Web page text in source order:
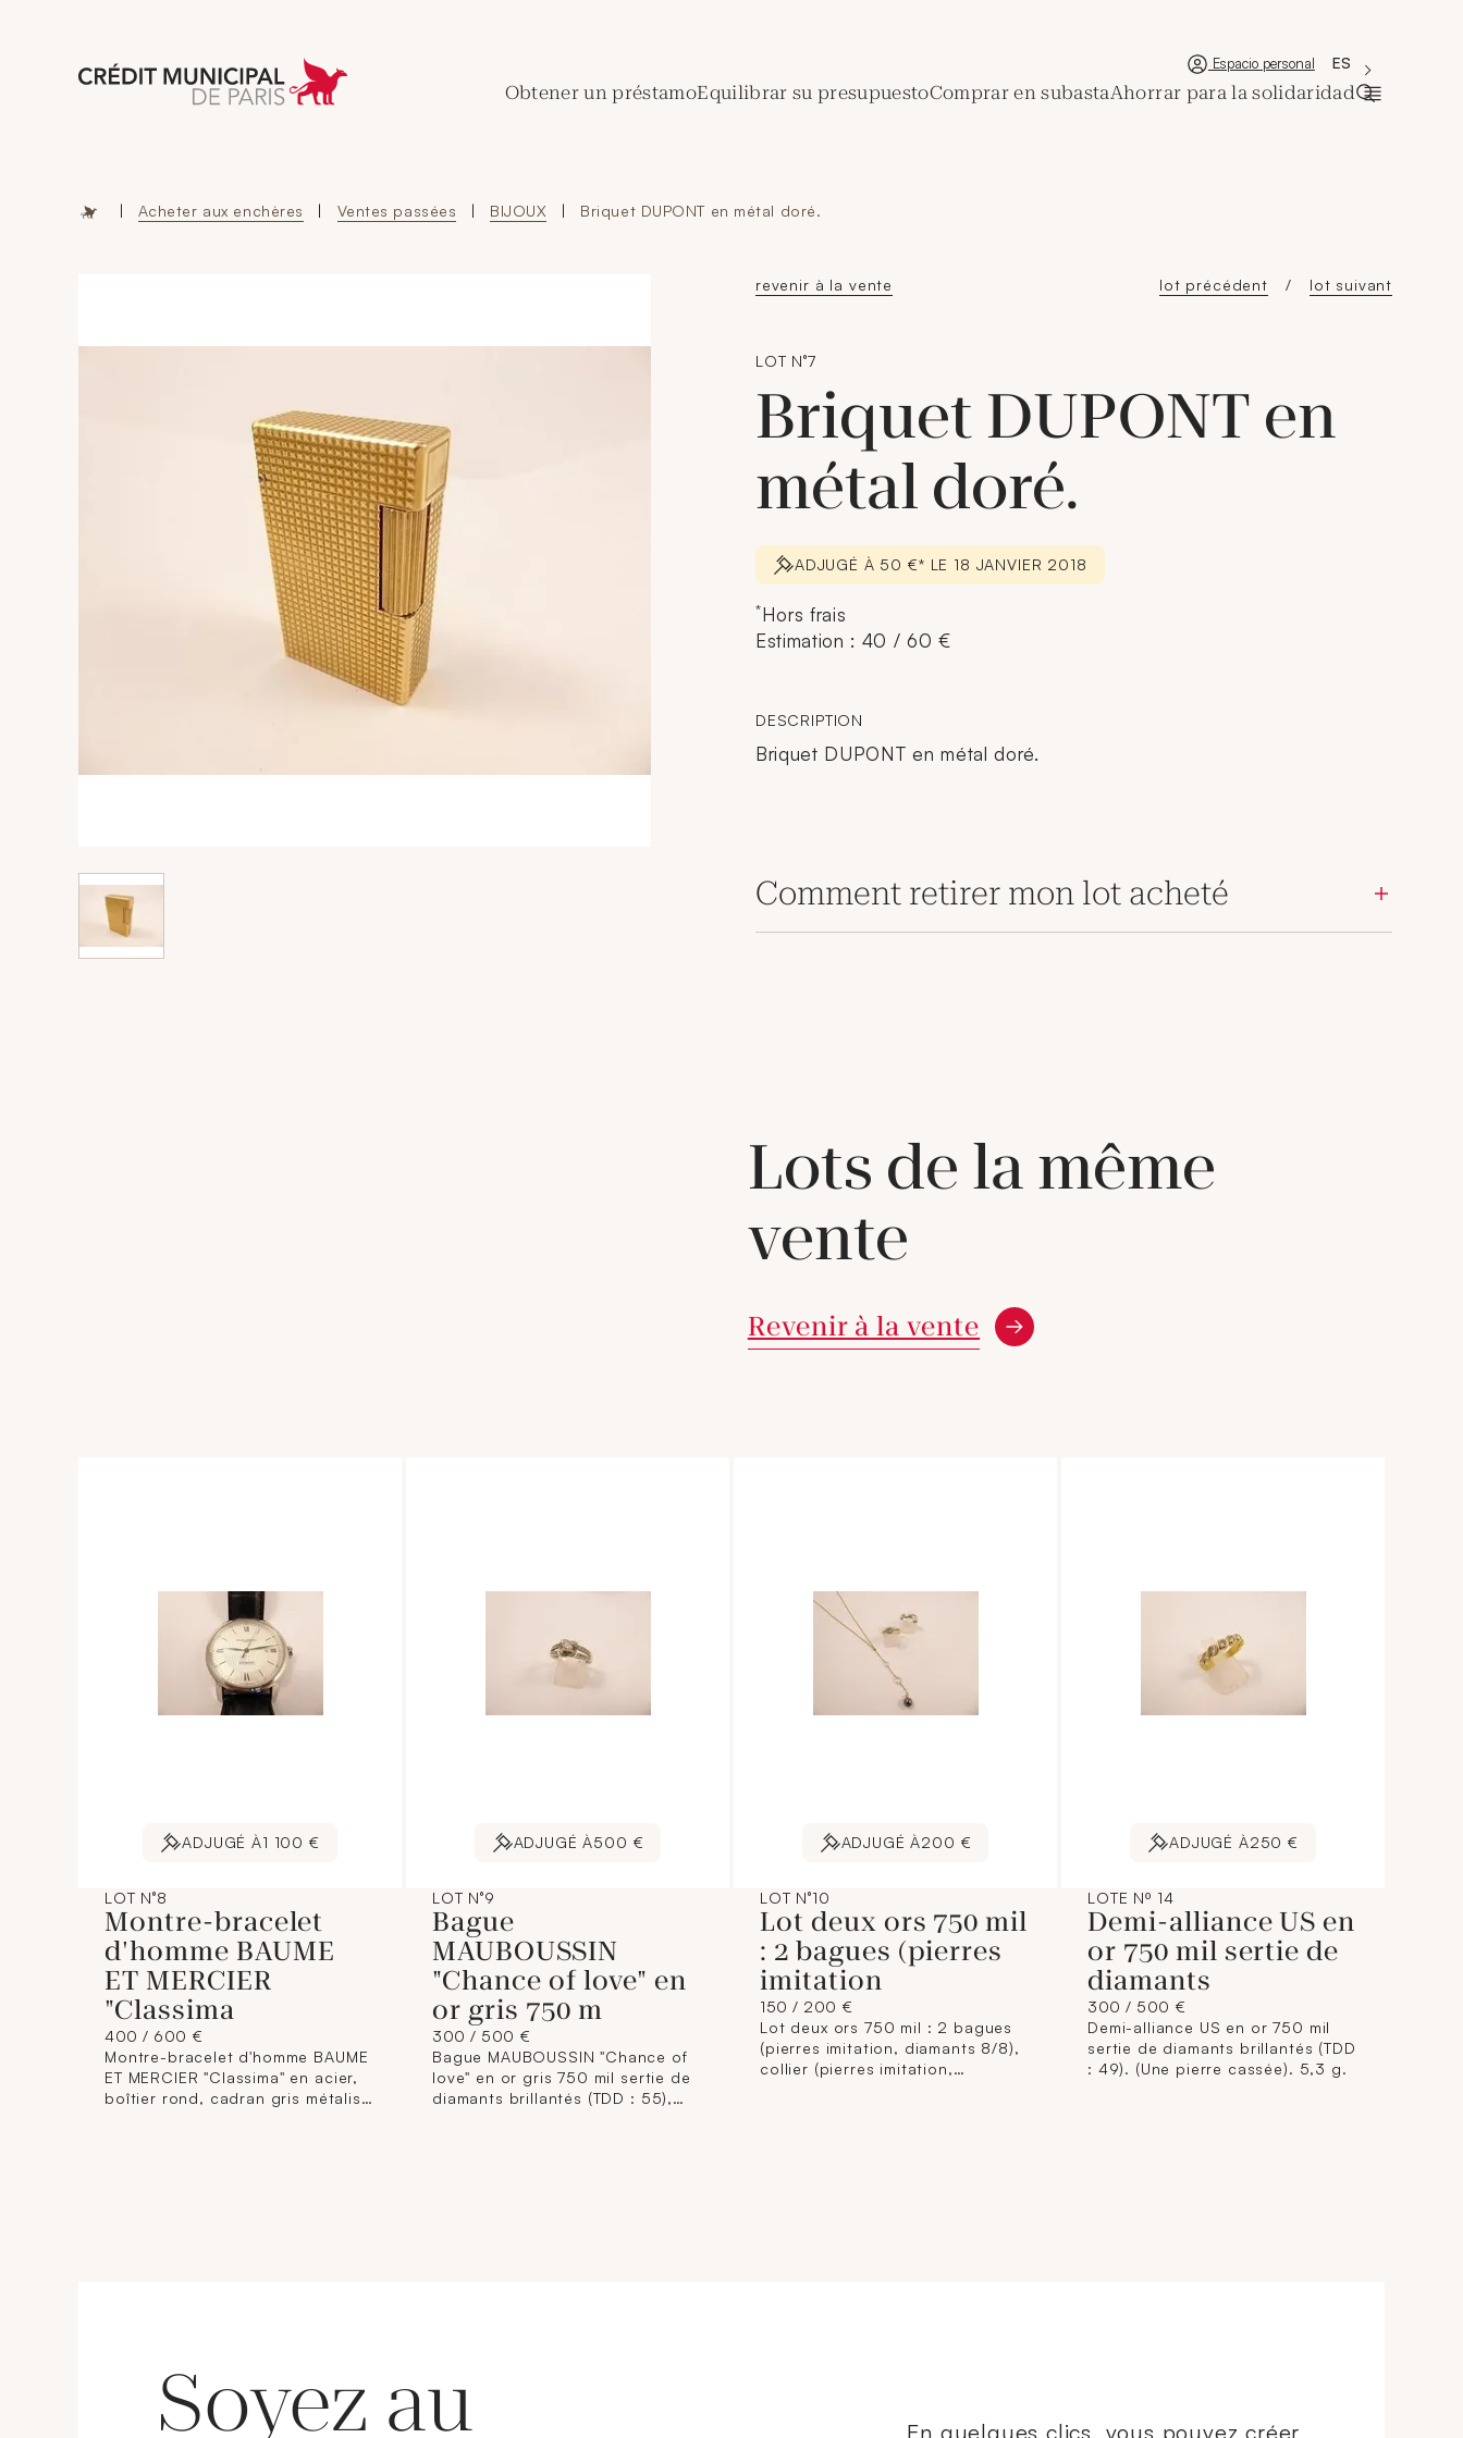
Aller à l'accueil de Crédit Municipal de Paris Nueva ventana
Espacio personal 'Choisir une
La langue
ES
Obtener un préstamoEquilibrar su presupuestoComprar en subastaAhorrar para la solidaridad
| Acheter aux enchères | Ventes passées | BIJOUX | Briquet DUPONT en métal doré.
revenir à la vente lot précédent lot suivant
LOT N°7
Briquet DUPONT en
métal doré.
ADJUGÉ À 50 €* LE 18 JANVIER 2018
*Hors frais
Estimation : 40 / 60 €
DESCRIPTION
Briquet DUPONT en métal doré.
Comment retirer mon lot acheté
Lots de la même
vente
Revenir à la vente
ADJUGÉ À1 100 €
LOT N°8
Montre-bracelet
d'homme BAUME
ET MERCIER
"Classima
400 / 600 €
Montre-bracelet d'homme BAUME
ET MERCIER "Classima" en acier,
boîtier rond, cadran gris métalisé
ADJUGÉ À500 €
LOT N°9
Bague
MAUBOUSSIN
"Chance of love" en
or gris 750 m
300 / 500 €
Bague MAUBOUSSIN "Chance of
love" en or gris 750 mil sertie de
diamants brillantés (TDD : 55),
ADJUGÉ À200 €
LOT N°10
Lot deux ors 750 mil
: 2 bagues (pierres
imitation
150 / 200 €
Lot deux ors 750 mil : 2 bagues
(pierres imitation, diamants 8/8),
collier (pierres imitation,
ADJUGÉ À250 €
LOTE Nº 14
Demi-alliance US en
or 750 mil sertie de
diamants
300 / 500 €
Demi-alliance US en or 750 mil
sertie de diamants brillantés (TDD
: 49). (Une pierre cassée). 5,3 g.
Soyez au
En quelques clics, vous pouvez créer